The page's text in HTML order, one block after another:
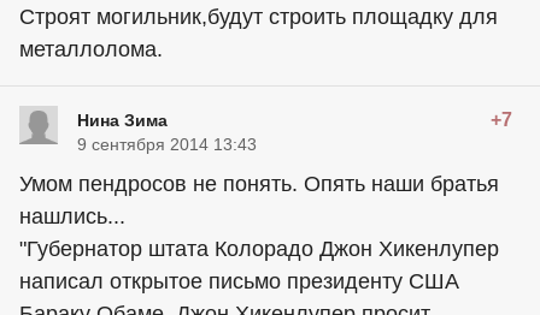
Строят могильник,будут строить площадку для
металлолома.
Нина Зима +7
9 сентября 2014 13:43
Умом пендросов не понять. Опять наши братья
нашлись...
"Губернатор штата Колорадо Джон Хикенлупер
написал открытое письмо президенту США